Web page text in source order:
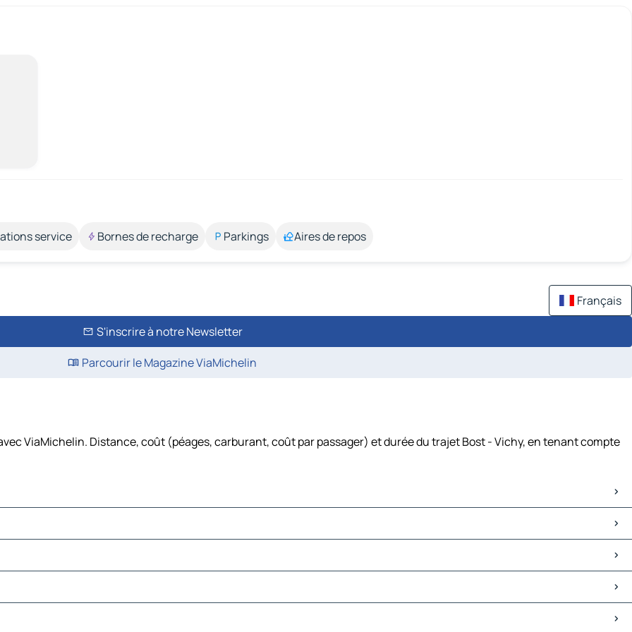
service Bornes de recharge Parkings Aires de repos
Français
S'inscrire à notre Newsletter
Parcourir le Magazine ViaMichelin
ViaMichelin. Distance, coût (péages, carburant, coût par passager) et durée du trajet Bost - Vichy, en tenant compte